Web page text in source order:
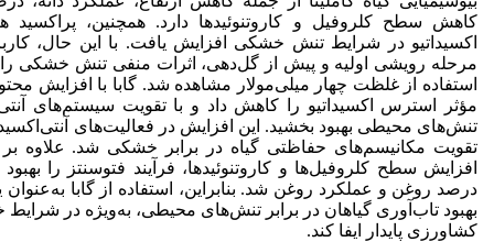
کاهش سطح کلروفیل و کاروتنوئیدها دارد. همچنین،
اکسیداتیو در شرایط تنش خشکی افزایش یافت. با این حال،
مرحله رویشی اولیه و پیش از گل‌دهی، اثرات منفی تنش خشکی را
استفاده از غلظت چهار میلی‌مولار مشاهده شد. گابا با افزایش
مؤثر استرس اکسیداتیو را کاهش داد و با تقویت سیستم‌های
تنش‌های محیطی بهبود بخشید. این افزایش در فعالیت‌های
تقویت مکانیسم‌های حفاظتی گیاه در برابر خشکی شد. علاوه بر
افزایش سطح کلروفیل‌ها و کاروتنوئیدها، فرآیند فتوسنتز را
درصد روغن و عملکرد روغن شد. بنابراین، استفاده از گابا
بهبود تاب‌آوری گیاهان در برابر تنش‌های محیطی، به‌ویژه در
کشاورزی پایدار ایفا کند.